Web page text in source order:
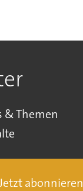
& Themen
abonnieren